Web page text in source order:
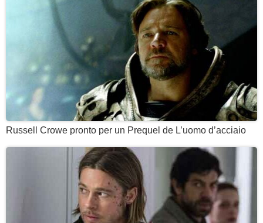
Russell Crowe pronto per un Prequel de L’uomo d’acciaio